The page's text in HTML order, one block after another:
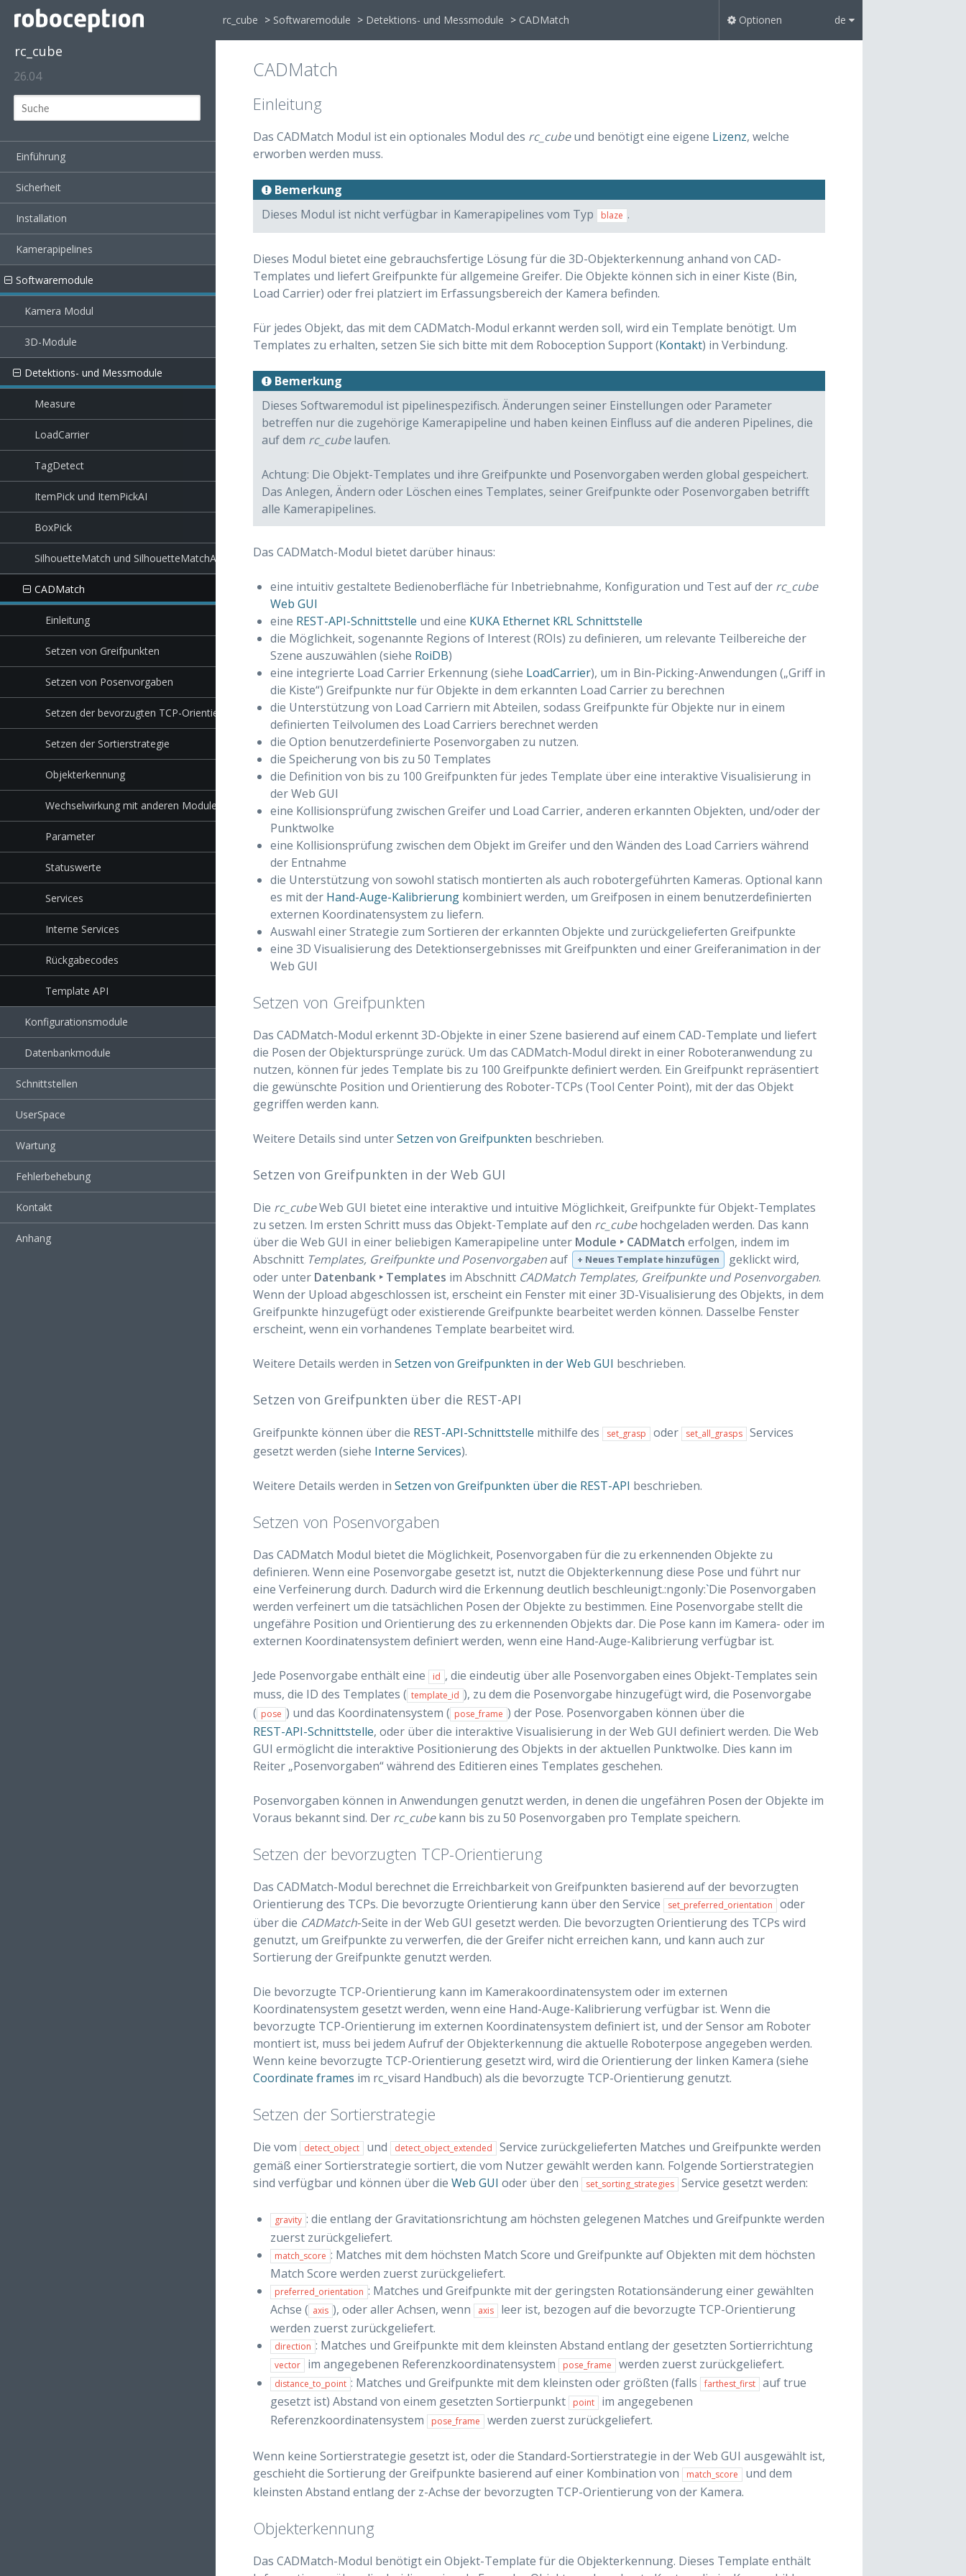
rc_cube
26.04
Einführung
Sicherheit
Installation
Kamerapipelines
Softwaremodule
Kamera Modul
3D-Module
Detektions- und Messmodule
Measure
LoadCarrier
TagDetect
ItemPick und ItemPickAI
BoxPick
SilhouetteMatch und SilhouetteMatchAI
CADMatch
Einleitung
Setzen von Greifpunkten
Setzen von Posenvorgaben
Setzen der bevorzugten TCP-Orientierung
Setzen der Sortierstrategie
Objekterkennung
Wechselwirkung mit anderen Modulen
Parameter
Statuswerte
Services
Interne Services
Rückgabecodes
Template API
Konfigurationsmodule
Datenbankmodule
Schnittstellen
UserSpace
Wartung
Fehlerbehebung
Kontakt
Anhang
rc_cube > Softwaremodule > Detektions- und Messmodule > CADMatch
CADMatch
Einleitung
Das CADMatch Modul ist ein optionales Modul des rc_cubeund benötigt eine eigene Lizenz, welche
erworben werden muss.
Bemerkung
Dieses Modul ist nicht verfügbar in Kamerapipelines vom Typ
blaze .
Dieses Modul bietet eine gebrauchsfertige Lösung für die 3D-Objekterkennung anhand von CAD-
Templates und liefert Greifpunkte für allgemeine Greifer. Die Objekte können sich in einer Kiste (Bin,
Load Carrier) oder frei platziert im Erfassungsbereich der Kamera befinden.
Für jedes Objekt, das mit dem CADMatch-Modul erkannt werden soll, wird ein Template benötigt. Um
Templates zu erhalten, setzen Sie sich bitte mit dem Roboception Support (Kontakt) in Verbindung.
Bemerkung
Dieses Softwaremodul ist pipelinespezifisch. Änderungen seiner Einstellungen oder Parameter
betreffen nur die zugehörige Kamerapipeline und haben keinen Einfluss auf die anderen Pipelines, die
auf dem rc_cubelaufen.
Achtung: Die Objekt-Templates und ihre Greifpunkte und Posenvorgaben werden global gespeichert.
Das Anlegen, Ändern oder Löschen eines Templates, seiner Greifpunkte oder Posenvorgaben betrifft
alle Kamerapipelines.
Das CADMatch-Modul bietet darüber hinaus:
eine intuitiv gestaltete Bedienoberfläche für Inbetriebnahme, Konfiguration und Test auf der rc_cube
Web GUI
eine REST-API-Schnittstelle und eine KUKA Ethernet KRL Schnittstelle
die Möglichkeit, sogenannte Regions of Interest (ROIs) zu definieren, um relevante Teilbereiche der
Szene auszuwählen (siehe RoiDB)
eine integrierte Load Carrier Erkennung (siehe LoadCarrier), um in Bin-Picking-Anwendungen („Griff in
die Kiste“) Greifpunkte nur für Objekte in dem erkannten Load Carrier zu berechnen
die Unterstützung von Load Carriern mit Abteilen, sodass Greifpunkte für Objekte nur in einem
definierten Teilvolumen des Load Carriers berechnet werden
die Option benutzerdefinierte Posenvorgaben zu nutzen.
die Speicherung von bis zu 50 Templates
die Definition von bis zu 100 Greifpunkten für jedes Template über eine interaktive Visualisierung in
der Web GUI
eine Kollisionsprüfung zwischen Greifer und Load Carrier, anderen erkannten Objekten, und/oder der
Punktwolke
eine Kollisionsprüfung zwischen dem Objekt im Greifer und den Wänden des Load Carriers während
der Entnahme
die Unterstützung von sowohl statisch montierten als auch robotergeführten Kameras. Optional kann
es mit der Hand-Auge-Kalibrierungkombiniert werden, um Greifposen in einem benutzerdefinierten
externen Koordinatensystem zu liefern.
Auswahl einer Strategie zum Sortieren der erkannten Objekte und zurückgelieferten Greifpunkte
eine 3D Visualisierung des Detektionsergebnisses mit Greifpunkten und einer Greiferanimation in der
Web GUI
Setzen von Greifpunkten
Das CADMatch-Modul erkennt 3D-Objekte in einer Szene basierend auf einem CAD-Template und liefert
die Posen der Objektursprünge zurück. Um das CADMatch-Modul direkt in einer Roboteranwendung zu
nutzen, können für jedes Template bis zu 100 Greifpunkte definiert werden. Ein Greifpunkt repräsentiert
die gewünschte Position und Orientierung des Roboter-TCPs (Tool Center Point), mit der das Objekt
gegriffen werden kann.
Weitere Details sind unterSetzen von Greifpunkten beschrieben.
Setzen von Greifpunkten in der Web GUI
Die rc_cubeWeb GUI bietet eine interaktive und intuitive Möglichkeit, Greifpunkte für Objekt-Templates
zu setzen. Im ersten Schritt muss das Objekt-Template auf den rc_cubehochgeladen werden. Das kann
über die Web GUI in einer beliebigen Kamerapipeline unter Module ‣ CADMatch erfolgen, indem im
Abschnitt Templates, Greifpunkte und Posenvorgabenauf + Neues Template hinzufügen
geklickt wird,
oder unter Datenbank ‣ Templates im Abschnitt CADMatch Templates, Greifpunkte und Posenvorgaben.
Wenn der Upload abgeschlossen ist, erscheint ein Fenster mit einer 3D-Visualisierung des Objekts, in dem
Greifpunkte hinzugefügt oder existierende Greifpunkte bearbeitet werden können. Dasselbe Fenster
erscheint, wenn ein vorhandenes Template bearbeitet wird.
Weitere Details werden in Setzen von Greifpunkten in der Web GUI beschrieben.
Setzen von Greifpunkten über die REST-API
Greifpunkte können über die REST-API-Schnittstelle mithilfe des set_grasp oder set_all_grasps
Services
gesetzt werden (siehe Interne Services).
Weitere Details werden in Setzen von Greifpunkten über die REST-API beschrieben.
Setzen von Posenvorgaben
Das CADMatch Modul bietet die Möglichkeit, Posenvorgaben für die zu erkennenden Objekte zu
definieren. Wenn eine Posenvorgabe gesetzt ist, nutzt die Objekterkennung diese Pose und führt nur
eine Verfeinerung durch. Dadurch wird die Erkennung deutlich beschleunigt.:ngonly:`Die Posenvorgaben
werden verfeinert um die tatsächlichen Posen der Objekte zu bestimmen. Eine Posenvorgabe stellt die
ungefähre Position und Orientierung des zu erkennenden Objekts dar. Die Pose kann im Kamera- oder im
externen Koordinatensystem definiert werden, wenn eine Hand-Auge-Kalibrierung verfügbar ist.
Jede Posenvorgabe enthält eine id , die eindeutig über alle Posenvorgaben eines Objekt-Templates sein
muss, die ID des Templates ( template_id ), zu dem die Posenvorgabe hinzugefügt wird, die Posenvorgabe
( pose ) und das Koordinatensystem ( pose_frame ) der Pose. Posenvorgaben können über die
REST-API-Schnittstelle, oder über die interaktive Visualisierung in der Web GUI definiert werden. Die Web
GUI ermöglicht die interaktive Positionierung des Objekts in der aktuellen Punktwolke. Dies kann im
Reiter „Posenvorgaben“ während des Editieren eines Templates geschehen.
Posenvorgaben können in Anwendungen genutzt werden, in denen die ungefähren Posen der Objekte im
Voraus bekannt sind. Der rc_cubekann bis zu 50 Posenvorgaben pro Template speichern.
Setzen der bevorzugten TCP-Orientierung
Das CADMatch-Modul berechnet die Erreichbarkeit von Greifpunkten basierend auf der bevorzugten
Orientierung des TCPs. Die bevorzugte Orientierung kann über den Service
set_preferred_orientation
oder
über die CADMatch-Seite in der Web GUI gesetzt werden. Die bevorzugten Orientierung des TCPs wird
genutzt, um Greifpunkte zu verwerfen, die der Greifer nicht erreichen kann, und kann auch zur
Sortierung der Greifpunkte genutzt werden.
Die bevorzugte TCP-Orientierung kann im Kamerakoordinatensystem oder im externen
Koordinatensystem gesetzt werden, wenn eine Hand-Auge-Kalibrierung verfügbar ist. Wenn die
bevorzugte TCP-Orientierung im externen Koordinatensystem definiert ist, und der Sensor am Roboter
montiert ist, muss bei jedem Aufruf der Objekterkennung die aktuelle Roboterpose angegeben werden.
Wenn keine bevorzugte TCP-Orientierung gesetzt wird, wird die Orientierung der linken Kamera (siehe
Coordinate frames im rc_visard Handbuch) als die bevorzugte TCP-Orientierung genutzt.
Setzen der Sortierstrategie
Die vom detect_object und detect_object_extended
Service zurückgelieferten Matches und Greifpunkte werden
gemäß einer Sortierstrategie sortiert, die vom Nutzer gewählt werden kann. Folgende Sortierstrategien
sind verfügbar und können über die Web GUI oder über den set_sorting_strategies Service gesetzt werden:
gravity : die entlang der Gravitationsrichtung am höchsten gelegenen Matches und Greifpunkte werden
zuerst zurückgeliefert.
match_score : Matches mit dem höchsten Match Score und Greifpunkte auf Objekten mit dem höchsten
Match Score werden zuerst zurückgeliefert.
preferred_orientation : Matches und Greifpunkte mit der geringsten Rotationsänderung einer gewählten
Achse ( axis ), oder aller Achsen, wenn axis
leer ist, bezogen auf die bevorzugte TCP-Orientierung
werden zuerst zurückgeliefert.
direction : Matches und Greifpunkte mit dem kleinsten Abstand entlang der gesetzten Sortierrichtung
vector im angegebenen Referenzkoordinatensystem pose_frame werden zuerst zurückgeliefert.
distance_to_point : Matches und Greifpunkte mit dem kleinsten oder größten (falls farthest_first
auf true
gesetzt ist) Abstand von einem gesetzten Sortierpunkt
point
im angegebenen
Referenzkoordinatensystem
pose_frame werden zuerst zurückgeliefert.
Wenn keine Sortierstrategie gesetzt ist, oder die Standard-Sortierstrategie in der Web GUI ausgewählt ist,
geschieht die Sortierung der Greifpunkte basierend auf einer Kombination von
match_score
und dem
kleinsten Abstand entlang der z-Achse der bevorzugten TCP-Orientierung von der Kamera.
Objekterkennung
Das CADMatch-Modul benötigt ein Objekt-Template für die Objekterkennung. Dieses Template enthält
Optionen de